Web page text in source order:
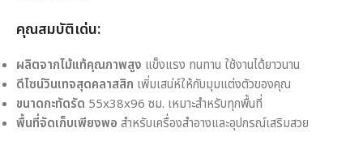
คุณสมบัติเด่น:
ผลิตจากไม้แท้คุณภาพสูง แข็งแรง ทนทาน ใช้งานได้ยาวนาน
ดีไซน์วินเทจสุดคลาสสิก เพิ่มเสน่ห์ให้กับมุมแต่งตัวของคุณ
ขนาดกะทัดรัด 55x38x96 ซม. เหมาะสำหรับทุกพื้นที่
พื้นที่จัดเก็บเพียงพอ สำหรับเครื่องสำอางและอุปกรณ์เสริมสวย